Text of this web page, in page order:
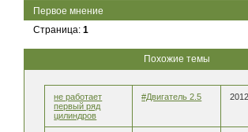
Первое мнение
Страница:1
Похожие темы
не работает
первый ряд
цилиндров
#Двигатель 2.5